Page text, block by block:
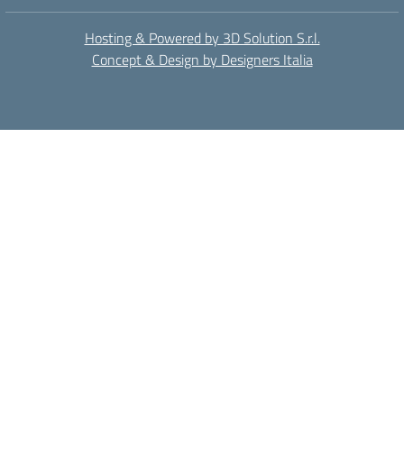
Hosting & Powered by 3D Solution S.r.l.
Concept & Design by Designers Italia